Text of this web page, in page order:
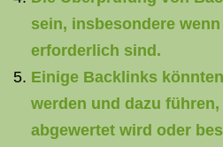
sein, insbesondere
erforderlich sind.
Einige Backlinks
werden und dazu
abgewertet wird oder